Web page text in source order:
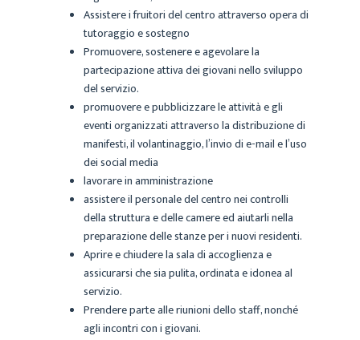
Assistere i fruitori del centro attraverso opera di
tutoraggio e sostegno
Promuovere, sostenere e agevolare la
partecipazione attiva dei giovani nello sviluppo
del servizio.
promuovere e pubblicizzare le attività e gli
eventi organizzati attraverso la distribuzione di
manifesti, il volantinaggio, l’invio di e-mail e l’uso
dei social media
lavorare in amministrazione
assistere il personale del centro nei controlli
della struttura e delle camere ed aiutarli nella
preparazione delle stanze per i nuovi residenti.
Aprire e chiudere la sala di accoglienza e
assicurarsi che sia pulita, ordinata e idonea al
servizio.
Prendere parte alle riunioni dello staff, nonché
agli incontri con i giovani.